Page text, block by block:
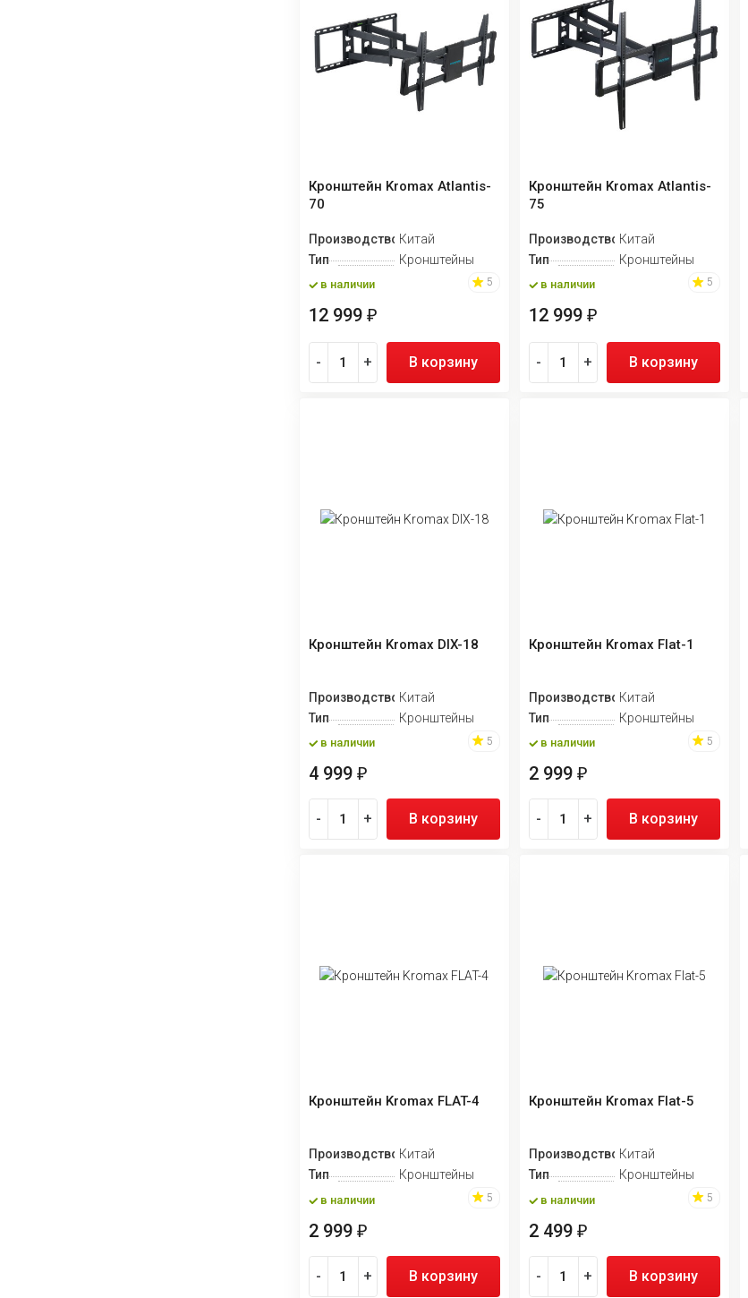
Кронштейн Kromax Atlantis-
70
Производство Китай
Тип
Кронштейны
в наличии 5
12 999 ₽
- + В корзину
Кронштейн Kromax Atlantis-
75
Производство Китай
Тип
Кронштейны
в наличии 5
12 999 ₽
- + В корзину
Кронштейн Kromax DIX-18
Производство Китай
Тип
Кронштейны
в наличии 5
4 999 ₽
- + В корзину
Кронштейн Kromax Flat-1
Производство Китай
Тип
Кронштейны
в наличии 5
2 999 ₽
- + В корзину
Кронштейн Kromax FLAT-4
Производство Китай
Тип
Кронштейны
в наличии 5
2 999 ₽
- + В корзину
Кронштейн Kromax Flat-5
Производство Китай
Тип
Кронштейны
в наличии 5
2 499 ₽
- + В корзину